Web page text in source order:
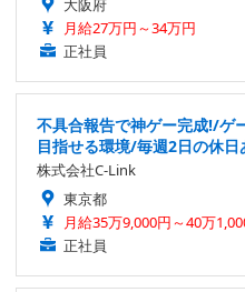
大阪府
月給27万円～34万円
正社員
不具合報告で神ゲー完成!/ゲ
目指せる環境/毎週2日の休
株式会社C-Link
東京都
月給35万9,000円～40万
正社員